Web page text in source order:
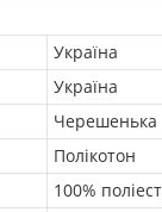
Україна
Україна
Черешенька
Полікотон
100%